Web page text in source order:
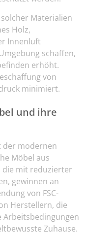
Materialien
Holz,
Innenluft
schaffen,
erhöht.
von
minimiert.
und ihre
der modernen
Möbel aus
die mit reduzierter
gewinnen an
von FSC-
Herstellern, die
Arbeitsbedingungen
Zuhause.